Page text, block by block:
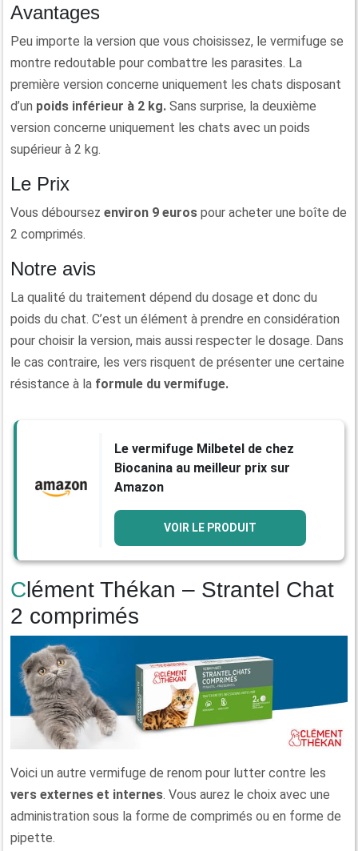
Avantages
Peu importe la version que vous choisissez, le vermifuge se
montre redoutable pour combattre les parasites. La
première version concerne uniquement les chats disposant
d’un poids inférieur à 2 kg. Sans surprise, la deuxième
version concerne uniquement les chats avec un poids
supérieur à 2 kg.
Le Prix
Vous déboursez environ 9 euros pour acheter une boîte de
2 comprimés.
Notre avis
La qualité du traitement dépend du dosage et donc du
poids du chat. C’est un élément à prendre en considération
pour choisir la version, mais aussi respecter le dosage. Dans
le cas contraire, les vers risquent de présenter une certaine
résistance à la formule du vermifuge.
Le vermifuge Milbetel de chez
Biocanina au meilleur prix sur
Amazon
VOIR LE PRODUIT
Clément Thékan – Strantel Chat
2 comprimés
Voici un autre vermifuge de renom pour lutter contre les
vers externes et internes. Vous aurez le choix avec une
administration sous la forme de comprimés ou en forme de
pipette.